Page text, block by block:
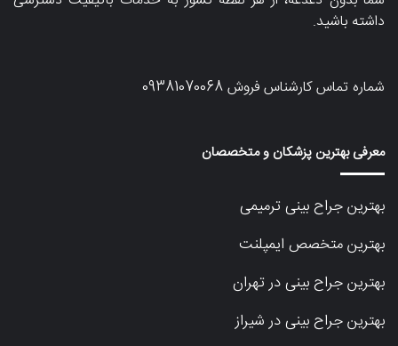
داشته باشید.
شماره تماس کارشناس فروش09381070068
معرفی بهترین پزشکان و متخصصان
بهترین جراح بینی ترمیمی
بهترین متخصص ایمپلنت
بهترین جراح بینی در تهران
بهترین جراح بینی در شیراز